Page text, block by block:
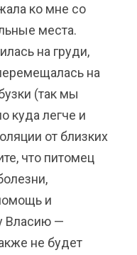
ко мне со
места.
на груди,
на
(так мы
куда легче и
от близких
что питомец
и
Власию —
не будет